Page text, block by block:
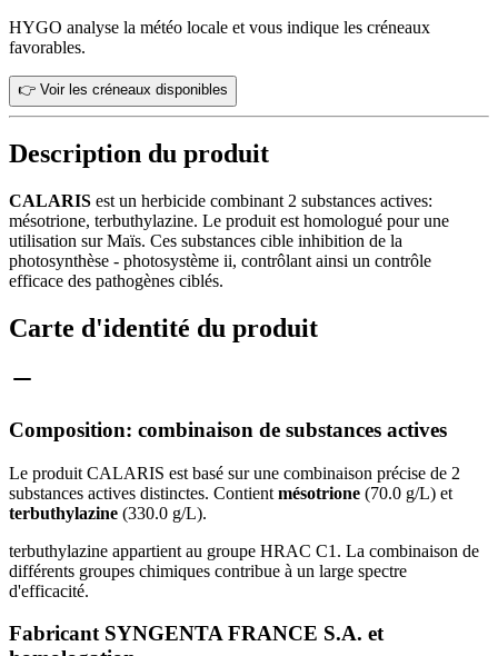
HYGO analyse la météo locale et vous indique les créneaux
favorables.
👉 Voir les créneaux disponibles
Description du produit
CALARIS est un herbicide combinant 2 substances actives:
mésotrione, terbuthylazine. Le produit est homologué pour une
utilisation sur Maïs. Ces substances cible inhibition de la
photosynthèse - photosystème ii, contrôlant ainsi un contrôle
efficace des pathogènes ciblés.
Carte d'identité du produit
Composition: combinaison de substances actives
Le produit CALARIS est basé sur une combinaison précise de 2
substances actives distinctes. Contient mésotrione (70.0 g/L) et
terbuthylazine (330.0 g/L).
terbuthylazine appartient au groupe HRAC C1. La combinaison de
différents groupes chimiques contribue à un large spectre
d'efficacité.
Fabricant SYNGENTA FRANCE S.A. et